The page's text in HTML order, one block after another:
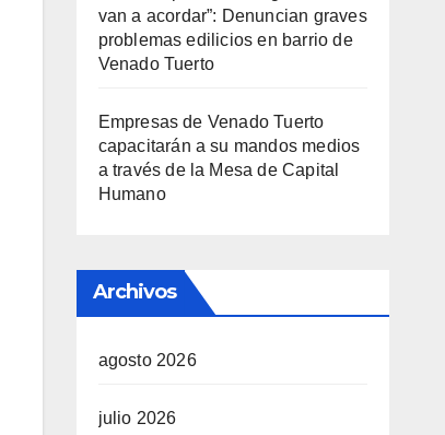
van a acordar”: Denuncian graves
problemas edilicios en barrio de
Venado Tuerto
Empresas de Venado Tuerto
capacitarán a su mandos medios
a través de la Mesa de Capital
Humano
Archivos
agosto 2026
julio 2026